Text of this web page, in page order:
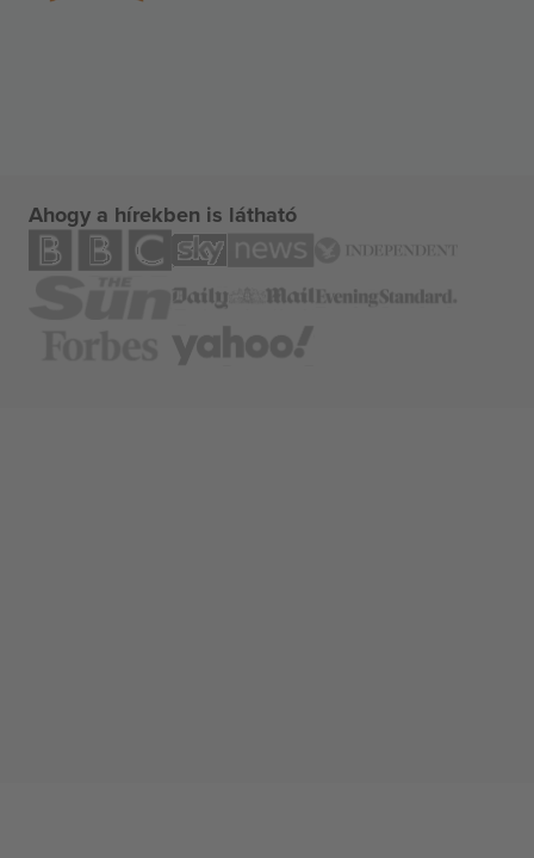
Ahogy a hírekben is látható